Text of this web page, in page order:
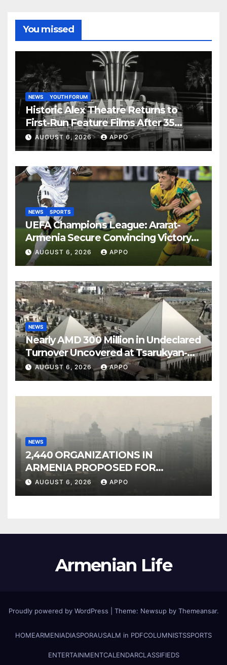
You missed
NEWS YOUTH FORUM
Historic Alex Theatre Returns to
First-Run Feature Films After 35
Years
AUGUST 6, 2026 APPO
NEWS SPORTS
UEFA Champions League: Ararat-
Armenia Secure Convincing Victory
Over Shamrock Rovers 2-0
AUGUST 6, 2026 APPO
NEWS
Nearly AMD 300 Million in Undeclared
Turnover Uncovered at Tsarukyan-
Owned Entertainment Center
AUGUST 6, 2026 APPO
NEWS
2,440 ORGANIZATIONS IN
ARMENIA PROPOSED FOR
INCLUSION IN LIST OF AIR
AUGUST 6, 2026 APPO
Armenian Life
Proudly powered by WordPress Theme: Newsup by Themeansar.
HOMEARMENIADIASPORAUSALM in PDFCOLUMNISTSSPORTS
ENTERTAINMENTCALENDARCLASSIFIEDS